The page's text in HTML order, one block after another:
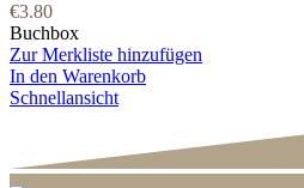
€3.80
Buchbox
Zur Merkliste hinzufügen
In den Warenkorb
Schnellansicht